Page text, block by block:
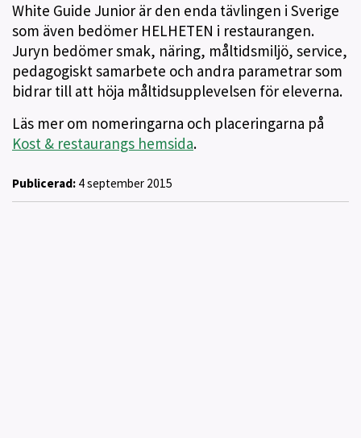
White Guide Junior är den enda tävlingen i Sverige
som även bedömer HELHETEN i restaurangen.
Juryn bedömer smak, näring, måltidsmiljö, service,
pedagogiskt samarbete och andra parametrar som
bidrar till att höja måltidsupplevelsen för eleverna.
Läs mer om nomeringarna och placeringarna på
Kost & restaurangs hemsida.
Publicerad: 4 september 2015